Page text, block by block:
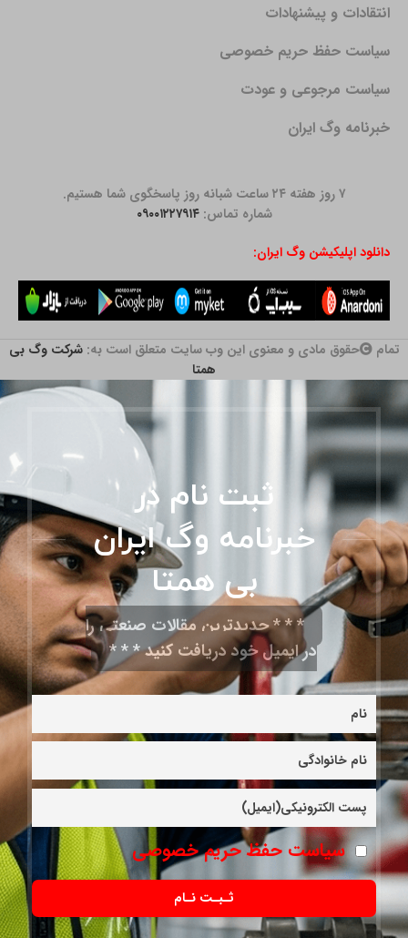
انتقادات و پیشنهادات
سیاست حفظ حریم خصوصی
سیاست مرجوعی و عودت
خبرنامه وگ ایران
۷ روز هفته ۲۴ ساعت شبانه روز پاسخگوی شما هستیم.
شماره تماس:۰۹۰۰۱۲۲۷۹۱۴
دانلود اپلیکیشن وگ ایران:
تمام حقوق مادی و معنوی این وب سایت متعلق است به:شرکت وگ بی
همتا
ثبت نام در
خبرنامه وگ ایران
بی همتا
* * * جدیدترین مقالات صنعتی را
در ایمیل خود دریافت کنید * * *
سیاست حفظ حریم خصوصی